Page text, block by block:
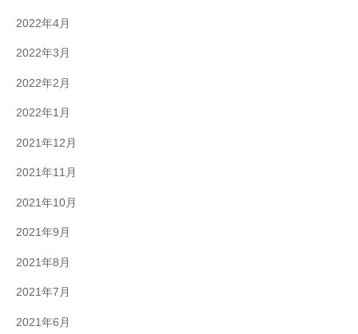
2022年4月
2022年3月
2022年2月
2022年1月
2021年12月
2021年11月
2021年10月
2021年9月
2021年8月
2021年7月
2021年6月